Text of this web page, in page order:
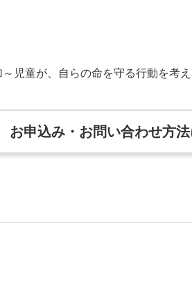
児童が、自らの命を守る行動を考
お申込み・お問い合わせ方